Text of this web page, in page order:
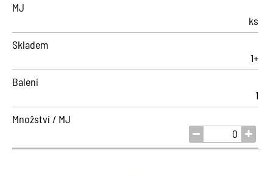
MJ
ks
Skladem
1+
Balení
1
Množství / MJ